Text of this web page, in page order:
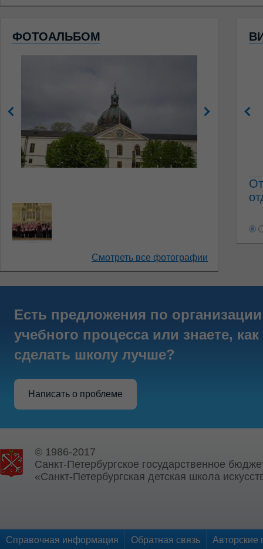
ФОТОАЛЬБОМ
Смотреть все фотографии
Есть предложения по организации
учебного процесса или знаете, как
сделать школу лучше?
Написать о проблеме
© 1986-2017
Санкт-Петербургское государственное
«Санкт-Петербургская детская школа
Справочная информация Обратная связь Авторские